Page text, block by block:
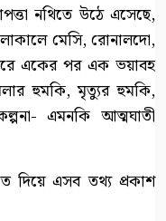
নথিতে উঠে এসেছে,
মেসি, রোনালদো,
একের পর এক ভয়াবহ
হুমকি, মৃত্যুর হুমকি,
এমনকি আত্মঘাতী
দিয়ে এসব তথ্য প্রকাশ